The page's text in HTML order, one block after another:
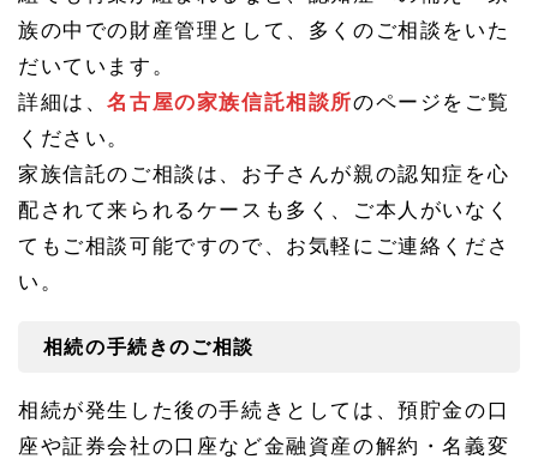
族の中での財産管理として、多くのご相談をいた
だいています。
詳細は、名古屋の家族信託相談所のページをご覧
ください。
家族信託のご相談は、お子さんが親の認知症を心
配されて来られるケースも多く、ご本人がいなく
てもご相談可能ですので、お気軽にご連絡くださ
い。
相続の手続きのご相談
相続が発生した後の手続きとしては、預貯金の口
座や証券会社の口座など金融資産の解約・名義変